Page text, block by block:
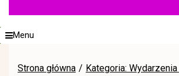
Menu
Strona główna
Kategoria: